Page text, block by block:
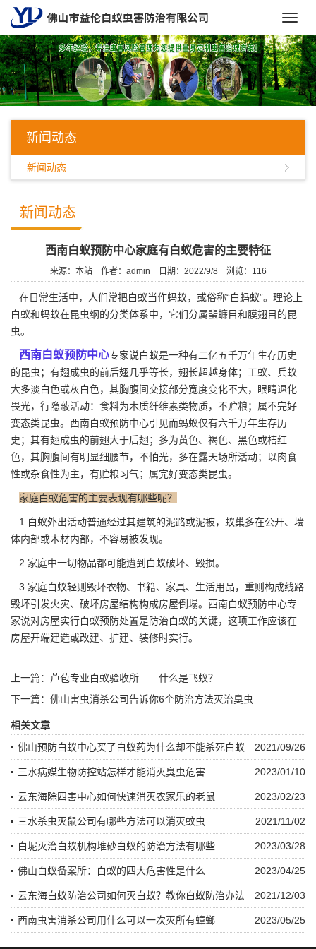
新闻动态
新闻动态
新闻动态
西南白蚁预防中心家庭有白蚁危害的主要特征
来源：本站 作者：admin 日期：2022/9/8 浏览： 116
在日常生活中，人们常把白蚁当作蚂蚁，或俗称“白蚂蚁”。理论上
白蚁和蚂蚁在昆虫纲的分类体系中，它们分属蜚蠊目和膜翅目的昆
虫。
西南白蚁预防中心专家说白蚁是一种有二亿五千万年生存历史
的昆虫；有翅成虫的前后翅几乎等长，翅长超越身体；工蚁、兵蚁
大多淡白色或灰白色，其胸腹间交接部分宽度变化不大，眼睛退化
畏光，行隐蔽活动：食料为木质纤维素类物质，不贮粮；属不完好
变态类昆虫。西南白蚁预防中心引见而蚂蚁仅有六千万年生存历
史；其有翅成虫的前翅大于后翅；多为黄色、褐色、黑色或桔红
色，其胸腹间有明显细腰节，不怕光，多在露天场所活动；以肉食
性或杂食性为主，有贮粮习气；属完好变态类昆虫。
家庭白蚁危害的主要表现有哪些呢？
1.白蚁外出活动普通经过其建筑的泥路或泥被，蚁巢多在公开、墙
体内部或木材内部，不容易被发现。
2.家庭中一切物品都可能遭到白蚁破坏、毁损。
3.家庭白蚁轻则毁坏衣物、书籍、家具、生活用品，重则构成线路
毁坏引发火灾、破坏房屋结构构成房屋倒塌。西南白蚁预防中心专
家说对房屋实行白蚁预防处置是防治白蚁的关键，这项工作应该在
房屋开端建造或改建、扩建、装修时实行。
上一篇： 芦苞专业白蚁验收所——什么是飞蚁？
下一篇： 佛山害虫消杀公司告诉你6个防治方法灭治臭虫
相关文章
2021/09/26
佛山预防白蚁中心买了白蚁药为什么却不能杀死白蚁
2023/01/10
三水病媒生物防控站怎样才能消灭臭虫危害
2023/02/23
云东海除四害中心如何快速消灭农家乐的老鼠
2021/11/02
三水杀虫灭鼠公司有哪些方法可以消灭蚊虫
2023/03/28
白坭灭治白蚁机构堆砂白蚁的防治方法有哪些
2023/04/25
佛山白蚁备案所：白蚁的四大危害性是什么
2021/12/03
云东海白蚁防治公司如何灭白蚁？教你白蚁防治办法
2023/05/25
西南虫害消杀公司用什么可以一次灭所有蟑螂